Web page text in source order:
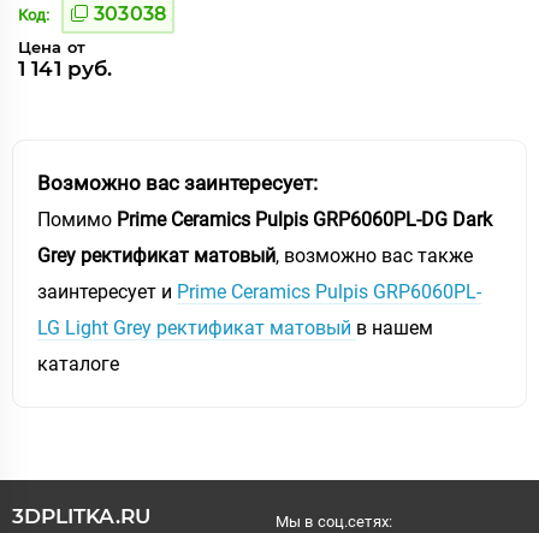
Код: 303038
Цена от
1 141 руб.
Возможно вас заинтересует:
Помимо Prime Ceramics Pulpis GRP6060PL-DG Dark
Grey ректификат матовый, возможно вас также
заинтересует и Prime Ceramics Pulpis GRP6060PL-
LG Light Grey ректификат матовый в нашем
каталоге
3DPLITKA.RU Мы в соц.сетях: